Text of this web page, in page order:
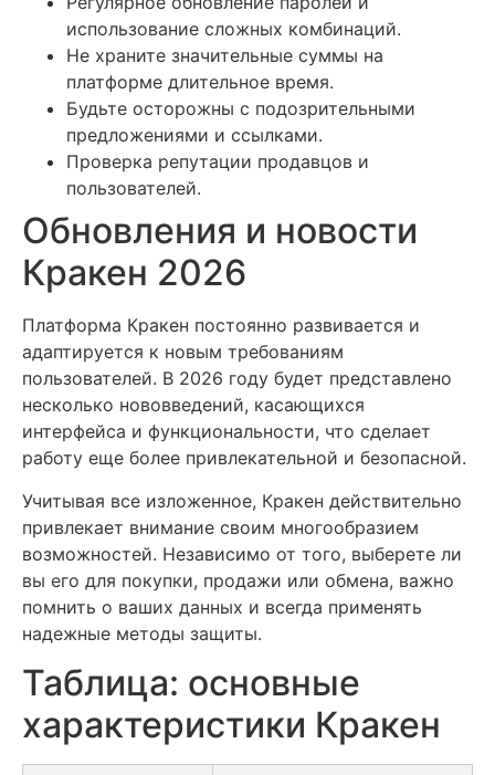
использование сложных комбинаций.
Не храните значительные суммы на
платформе длительное время.
Будьте осторожны с подозрительными
предложениями и ссылками.
Проверка репутации продавцов и
пользователей.
Обновления и новости
Кракен 2026
Платформа Кракен постоянно развивается и
адаптируется к новым требованиям
пользователей. В 2026 году будет представлено
несколько нововведений, касающихся
интерфейса и функциональности, что сделает
работу еще более привлекательной и безопасной.
Учитывая все изложенное, Кракен действительно
привлекает внимание своим многообразием
возможностей. Независимо от того, выберете ли
вы его для покупки, продажи или обмена, важно
помнить о ваших данных и всегда применять
надежные методы защиты.
Таблица: основные
характеристики Кракен